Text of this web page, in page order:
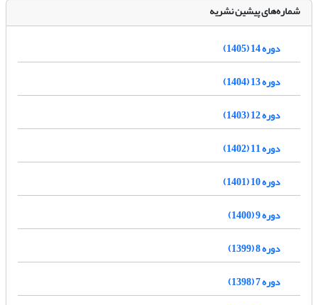
شماره‌های پیشین نشریه
دوره 14 (1405)
دوره 13 (1404)
دوره 12 (1403)
دوره 11 (1402)
دوره 10 (1401)
دوره 9 (1400)
دوره 8 (1399)
دوره 7 (1398)